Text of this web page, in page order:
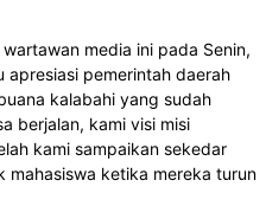
media ini pada Senin,
pemerintah daerah
kalabahi yang sudah
berjalan, kami visi misi
kami sampaikan sekedar
mahasiswa ketika mereka turun